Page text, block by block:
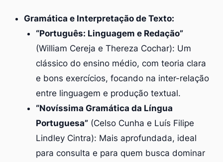
Gramática e Interpretação de Texto:
“Português: Linguagem e Redação”
(William Cereja e Thereza Cochar): Um
clássico do ensino médio, com teoria clara
e bons exercícios, focando na inter-relação
entre linguagem e produção textual.
“Novíssima Gramática da Língua
Portuguesa” (Celso Cunha e Luís Filipe
Lindley Cintra): Mais aprofundada, ideal
para consulta e para quem busca dominar